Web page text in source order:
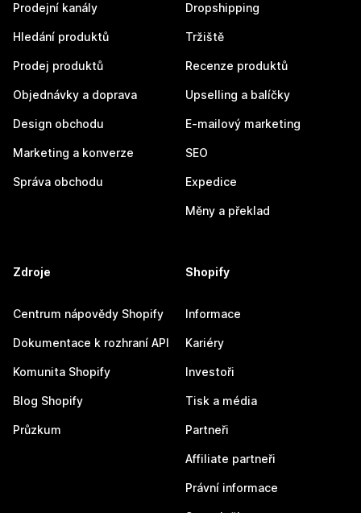
Prodejní kanály
Hledání produktů
Prodej produktů
Objednávky a doprava
Design obchodu
Marketing a konverze
Správa obchodu
Dropshipping
Tržiště
Recenze produktů
Upselling a balíčky
E-mailový marketing
SEO
Expedice
Měny a překlad
Zdroje
Centrum nápovědy Shopify
Dokumentace k rozhraní API
Komunita Shopify
Blog Shopify
Průzkum
Shopify
Informace
Kariéry
Investoři
Tisk a média
Partneři
Affiliate partneři
Právní informace